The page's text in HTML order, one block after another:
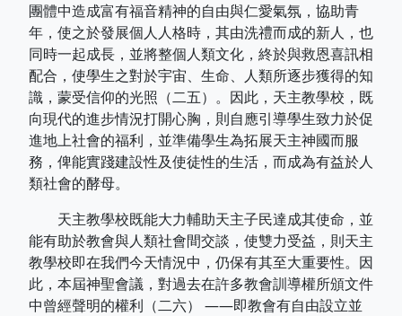
團體中造成富有福音精神的自由與仁愛氣氛，協助青
年，使之於發展個人人格時，其由洗禮而成的新人，也
同時一起成長，並將整個人類文化，終於與救恩喜訊相
配合，使學生之對於宇宙、生命、人類所逐步獲得的知
識，蒙受信仰的光照（二五）。因此，天主教學校，既
向現代的進步情況打開心胸，則自應引導學生致力於促
進地上社會的福利，並準備學生為拓展天主神國而服
務，俾能實踐建設性及使徒性的生活，而成為有益於人
類社會的酵母。
天主教學校既能大力輔助天主子民達成其使命，並
能有助於教會與人類社會間交談，使雙力受益，則天主
教學校即在我們今天情況中，仍保有其至大重要性。因
此，本屆神聖會議，對過去在許多教會訓導權所頒文件
中曾經聲明的權利（二六） ——即教會有自由設立並